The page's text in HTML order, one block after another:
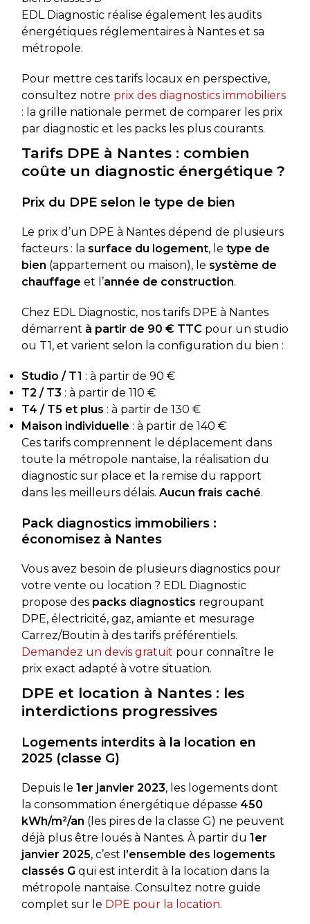
EDL Diagnostic réalise également les audits
énergétiques réglementaires à Nantes et sa
métropole.
Pour mettre ces tarifs locaux en perspective,
consultez notre prix des diagnostics immobiliers
: la grille nationale permet de comparer les prix
par diagnostic et les packs les plus courants.
Tarifs DPE à Nantes : combien
coûte un diagnostic énergétique ?
Prix du DPE selon le type de bien
Le prix d’un DPE à Nantes dépend de plusieurs
facteurs : la surface du logement, le type de
bien (appartement ou maison), le système de
chauffage et l’année de construction.
Chez EDL Diagnostic, nos tarifs DPE à Nantes
démarrent à partir de 90 € TTCpour un studio
ou T1, et varient selon la configuration du bien :
Studio / T1 : à partir de 90 €
T2 / T3 : à partir de 110 €
T4 / T5 et plus : à partir de 130 €
Maison individuelle : à partir de 140 €
Ces tarifs comprennent le déplacement dans
toute la métropole nantaise, la réalisation du
diagnostic sur place et la remise du rapport
dans les meilleurs délais. Aucun frais caché.
Pack diagnostics immobiliers :
économisez à Nantes
Vous avez besoin de plusieurs diagnostics pour
votre vente ou location ? EDL Diagnostic
propose des packs diagnostics regroupant
DPE, électricité, gaz, amiante et mesurage
Carrez/Boutin à des tarifs préférentiels.
Demandez un devis gratuit pour connaître le
prix exact adapté à votre situation.
DPE et location à Nantes : les
interdictions progressives
Logements interdits à la location en
2025 (classe G)
Depuis le 1er janvier 2023, les logements dont
la consommation énergétique dépasse 450
kWh/m²/an (les pires de la classe G) ne peuvent
déjà plus être loués à Nantes. À partir du 1er
janvier 2025, c’est l’ensemble des logements
classés G qui est interdit à la location dans la
métropole nantaise. Consultez notre guide
complet sur le DPE pour la location.